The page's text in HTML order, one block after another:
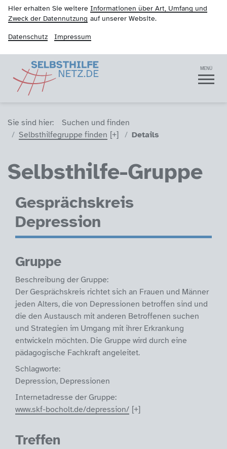
Hier erhalten Sie weitere Informationen über Art, Umfang und
Zweck der Datennutzung auf unserer Website.
Datenschutz Impressum
Selbsthilfenetz
Navigation MENÜ
Sie sind hier (Breadcrumb)
Sie sind hier:
Suchen und finden
Selbsthilfegruppe finden
Details
Selbsthilfe-Gruppe
Gesprächskreis
Depression
Gruppe
Beschreibung der Gruppe:
Der Gesprächskreis richtet sich an Frauen und Männer
jeden Alters, die von Depressionen betroffen sind und
die den Austausch mit anderen Betroffenen suchen
und Strategien im Umgang mit ihrer Erkrankung
entwickeln möchten. Die Gruppe wird durch eine
pädagogische Fachkraft angeleitet.
Schlagworte:
Depression, Depressionen
Internetadresse der Gruppe:
www.skf-bocholt.de/depression/
Treffen